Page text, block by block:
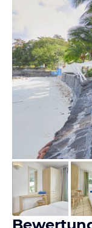
von Expedia